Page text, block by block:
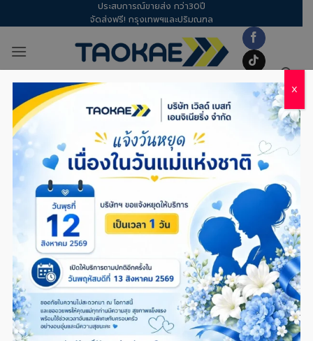
to
ประสบการณ์ขายส่ง กว่า30ปี
จัดส่งฟรี! กรุงเทพฯและปริมณฑล
ตาข่ายเซฟตี้
X